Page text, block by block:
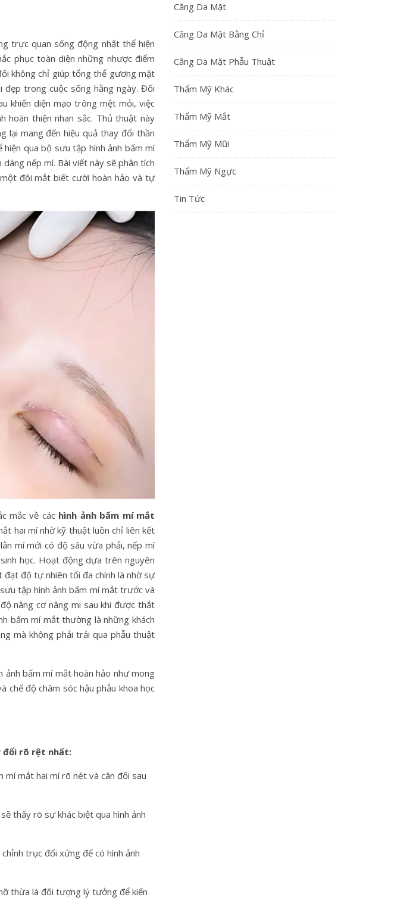
trực quan sống động nhất thể hiện
phục toàn diện những nhược điểm
không chỉ giúp tổng thể gương mặt
trong cuộc sống hằng ngày. Đối
khiến diện mạo trông mệt mỏi, việc
thiện nhan sắc. Thủ thuật này
lại mang đến hiệu quả thay đổi thần
qua bộ sưu tập hình ảnh bấm mí
nếp mí. Bài viết này sẽ phân tích
đôi mắt biết cười hoàn hảo và tự
mắc về các hình ảnh bấm mí mắt
hai mí nhờ kỹ thuật luồn chỉ liên kết
mí mới có độ sâu vừa phải, nếp mí
học. Hoạt động dựa trên nguyên
đạt độ tự nhiên tối đa chính là nhờ sự
tập hình ảnh bấm mí mắt trước và
nâng cơ nâng mi sau khi được thắt
bấm mí mắt thường là những khách
mà không phải trải qua phẫu thuật
bấm mí mắt hoàn hảo như mong
chế độ chăm sóc hậu phẫu khoa học
đổi rõ rệt nhất:
mí mắt hai mí rõ nét và cân đối sau
thấy rõ sự khác biệt qua hình ảnh
trục đối xứng để có hình ảnh
thừa là đối tượng lý tưởng để kiến
Căng Da Mặt
Căng Da Mặt Bằng Chỉ
Căng Da Mặt Phẫu Thuật
Thẩm Mỹ Khác
Thẩm Mỹ Mắt
Thẩm Mỹ Mũi
Thẩm Mỹ Ngực
Tin Tức